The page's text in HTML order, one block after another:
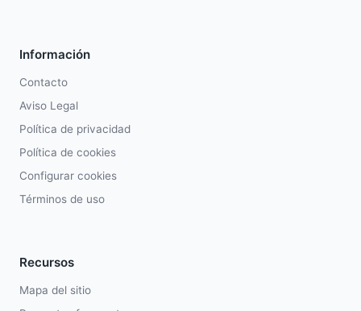
Información
Contacto
Aviso Legal
Política de privacidad
Política de cookies
Configurar cookies
Términos de uso
Recursos
Mapa del sitio